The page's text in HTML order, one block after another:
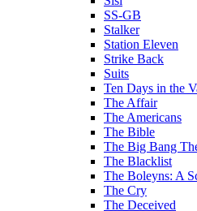
SS-GB
Stalker
Station Eleven
Strike Back
Suits
Ten Days in the
The Affair
The Americans
The Bible
The Big Bang
The Blacklist
The Boleyns: A
The Cry
The Deceived